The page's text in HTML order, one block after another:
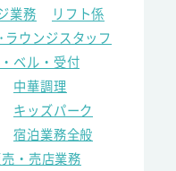
業務
リフト係
ラウンジスタッフ
ベル・受付
中華調理
キッズパーク
宿泊業務全般
・売店業務